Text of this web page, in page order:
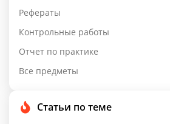
Рефераты
Контрольные работы
Отчет по практике
Все предметы
Статьи по теме